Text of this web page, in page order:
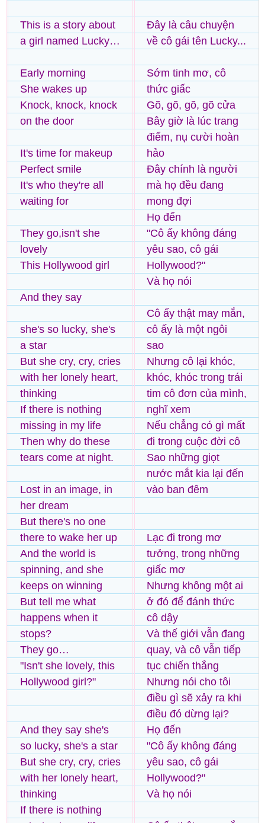
This is a story about
a girl named Lucky…
Early morning
She wakes up
Knock, knock, knock
on the door
It's time for makeup
Perfect smile
It's who they're all
waiting for
They go,isn't she
lovely
This Hollywood girl
And they say
she's so lucky, she's
a star
But she cry, cry, cries
with her lonely heart,
thinking
If there is nothing
missing in my life
Then why do these
tears come at night.
Lost in an image, in
her dream
But there's no one
there to wake her up
And the world is
spinning, and she
keeps on winning
But tell me what
happens when it
stops?
They go…
"Isn't she lovely, this
Hollywood girl?"
And they say she's
so lucky, she's a star
But she cry, cry, cries
with her lonely heart,
thinking
If there is nothing
Đây là câu chuyện
về cô gái tên Lucky...
Sớm tinh mơ, cô
thức giấc
Gõ, gõ, gõ, gõ cửa
Bây giờ là lúc trang
điểm, nụ cười hoàn
hảo
Đây chính là người
mà họ đều đang
mong đợi
Họ đến
"Cô ấy không đáng
yêu sao, cô gái
Hollywood?"
Và họ nói
Cô ấy thật may mắn,
cô ấy là một ngôi
sao
Nhưng cô lại khóc,
khóc, khóc trong trái
tim cô đơn của mình,
nghĩ xem
Nếu chẳng có gì mất
đi trong cuộc đời cô
Sao những giọt
nước mắt kia lại đến
vào ban đêm
Lạc đi trong mơ
tưởng, trong những
giấc mơ
Nhưng không một ai
ở đó để đánh thức
cô dậy
Và thế giới vẫn đang
quay, và cô vẫn tiếp
tục chiến thắng
Nhưng nói cho tôi
điều gì sẽ xảy ra khi
điều đó dừng lại?
Họ đến
"Cô ấy không đáng
yêu sao, cô gái
Hollywood?"
Và họ nói